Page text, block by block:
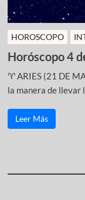
HOROSCOPO
Horóscopo 4
♈ ARIES (21 DE
la manera de llevar
Leer Más